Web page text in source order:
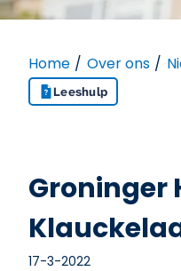
Home Over ons
Leeshulp
Groninger
17-3-2022